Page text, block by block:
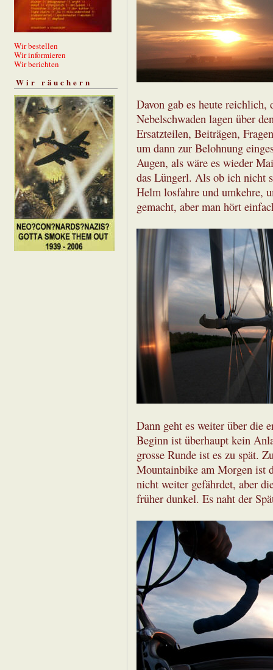
Wir bestellen
Wir informieren
Wir berichten
Wir räuchern
Davon gab es heute reichlich,
Nebelschwaden lagen über
Ersatzteilen, Beiträgen,
um dann zur Belohnung
Augen, als wäre es wieder
das Lüngerl. Als ob ich nicht
Helm losfahre und umkehre,
gemacht, aber man hört
Dann geht es weiter über die
Beginn ist überhaupt kein
grosse Runde ist es zu spät.
Mountainbike am Morgen ist
nicht weiter gefährdet, aber
früher dunkel. Es naht der